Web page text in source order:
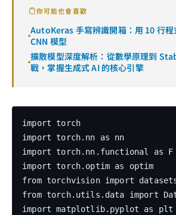
你可能也會喜歡
AutoKeras 手寫辨識開箱：用 10 行程
CNN 模型
擴散模型深度解析：從數學原理到
戰，掌握生成式 AI 的核心引擎
import torch
import torch.nn as nn
import torch.nn.functional as F
import torch.optim as optim
from torchvision import
from torch.utils.data import
import matplotlib.pyplot as plt